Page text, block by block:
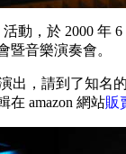
活動，於 2000
暨音樂演奏會。
出，請到了知名
在 amazon 網站販